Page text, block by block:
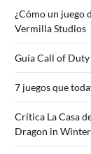
¿Cómo un juego
Vermilla Studios
Guía Call of Duty
7 juegos que
Crítica La Casa
Dragon in Winter